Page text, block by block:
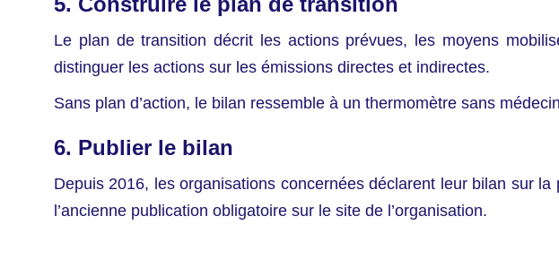
Le plan de transition décrit les actions prévues, les moyens
distinguer les actions sur les émissions directes et indirectes.
Sans plan d’action, le bilan ressemble à un thermomètre sans
6. Publier le bilan
Depuis 2016, les organisations concernées déclarent leur bilan sur
l’ancienne publication obligatoire sur le site de l’organisation.